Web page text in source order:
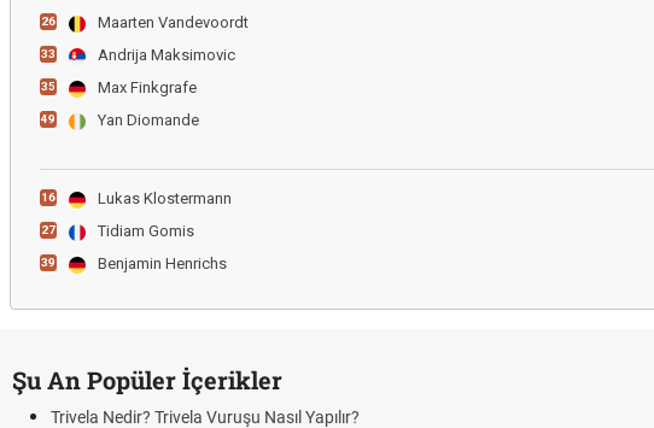
26 Maarten Vandevoordt
33 Andrija Maksimovic
35 Max Finkgrafe
49 Yan Diomande
16 Lukas Klostermann
27 Tidiam Gomis
39 Benjamin Henrichs
Şu An Popüler İçerikler
Trivela Nedir? Trivela Vuruşu Nasıl Yapılır?